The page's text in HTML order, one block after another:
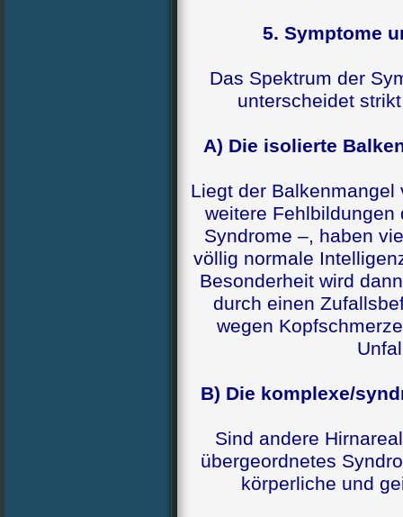
5. Symptome
Das Spektrum der
unterscheidet
A) Die isolierte
Liegt der
weitere
Syndrome –, haben
völlig normale
Besonderheit wird
durch einen
wegen
B) Die komplexe/
Sind andere
übergeordnetes
körperliche und